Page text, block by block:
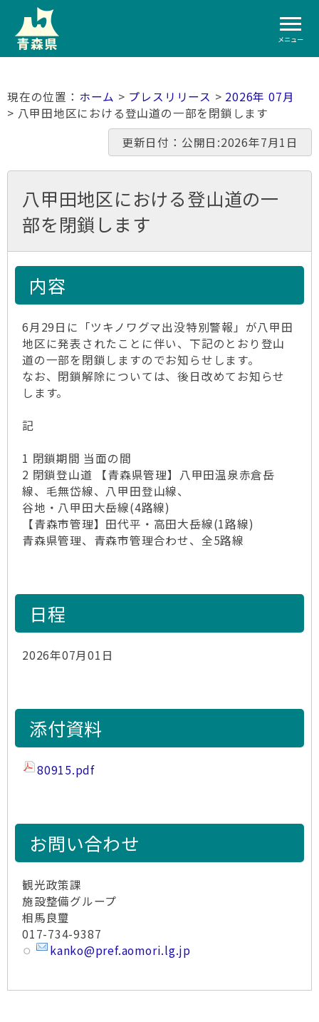
メニュー
ホーム > プレスリリース > 2026年 07月
> 八甲田地区における登山道の一部を閉鎖します
更新日付：公開日:2026年7月1日
八甲田地区における登山道の一
部を閉鎖します
内容
6月29日に「ツキノワグマ出没特別警報」が八甲田
地区に発表されたことに伴い、下記のとおり登山
道の一部を閉鎖しますのでお知らせします。
なお、閉鎖解除については、後日改めてお知らせ
します。
記
1 閉鎖期間 当面の間
2 閉鎖登山道 【青森県管理】八甲田温泉赤倉岳
線、毛無岱線、八甲田登山線、
谷地・八甲田大岳線(4路線)
【青森市管理】田代平・高田大岳線(1路線)
青森県管理、青森市管理合わせ、全5路線
日程
2026年07月01日
添付資料
80915.pdf
お問い合わせ
観光政策課
施設整備グループ
相馬良璽
017-734-9387
kanko@pref.aomori.lg.jp